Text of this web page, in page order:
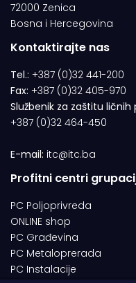
72000 Zenica
Bosna i Hercegovina
Kontaktirajte nas
Tel.: +387 (0)32 441-200
Fax: +387 (0)32 405-970
Službenik za zaštitu ličnih
+387 (0)32 464-450
E-mail: itc@itc.ba
Profitni centri
PC Poljoprivreda
ONLINE shop
PC Građevina
PC Metaloprerada
PC Instalacije